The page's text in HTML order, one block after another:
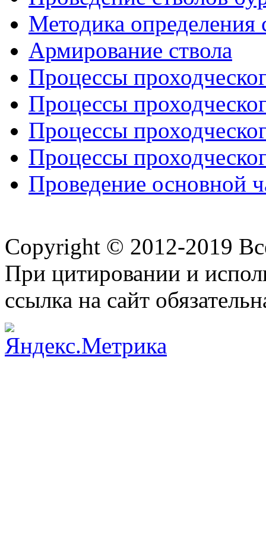
Методика определения
Армирование ствола
Процессы
Процессы
Процессы
Процессы
Проведение основной
Copyright © 2012-2019
При цитировании и
ссылка на сайт